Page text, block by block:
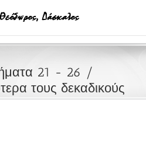
21 - 26
τους δεκαδικούς